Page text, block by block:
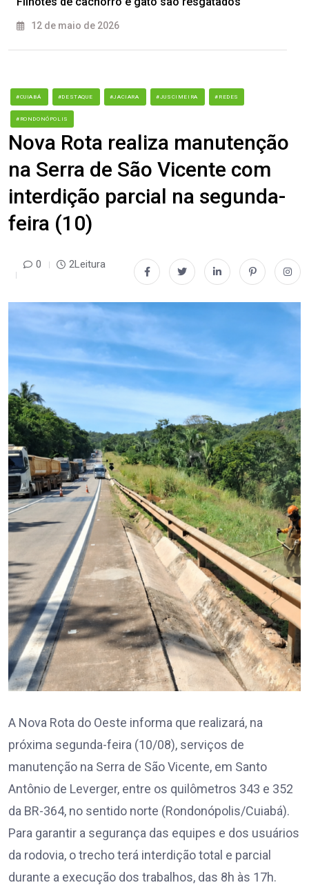
12 de maio de 2026
#CUIABÁ #DESTAQUE #JACIARA #JUSCIMEIRA #REDES
#RONDONÓPOLIS
Nova Rota realiza manutenção
na Serra de São Vicente com
interdição parcial na segunda-
feira (10)
0 2Leitura
A Nova Rota do Oeste informa que realizará, na
próxima segunda-feira (10/08), serviços de
manutenção na Serra de São Vicente, em Santo
Antônio de Leverger, entre os quilômetros 343 e 352
da BR-364, no sentido norte (Rondonópolis/Cuiabá).
Para garantir a segurança das equipes e dos usuários
da rodovia, o trecho terá interdição total e parcial
durante a execução dos trabalhos, das 8h às 17h.